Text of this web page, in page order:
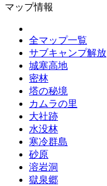
マップ情報
全マップ一覧
サブキャンプ解放
城塞高地
密林
塔の秘境
カムラの里
大社跡
水没林
寒冷群島
砂原
溶岩洞
獄泉郷